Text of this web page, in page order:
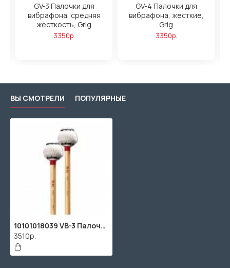
GV-3 Палочки для
вибрафона, средняя
жесткость, Grig
3350р.
GV-4 Палочки для
вибрафона, жесткие,
Grig
3350р.
ВЫ СМОТРЕЛИ ПОПУЛЯРНЫЕ
10101018039 VB-3 Палочки для вибрафона, средней жёсткости, HUN
3510р.